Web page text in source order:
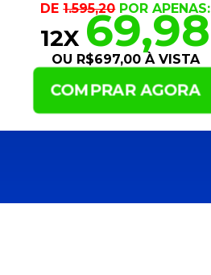
DE1.595,20POR APENAS:
12X 69,98
OU R$697,00 À VISTA
COMPRAR AGORA